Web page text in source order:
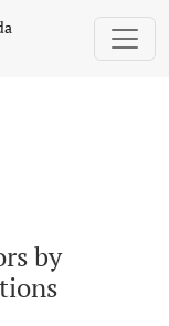
to reject
by